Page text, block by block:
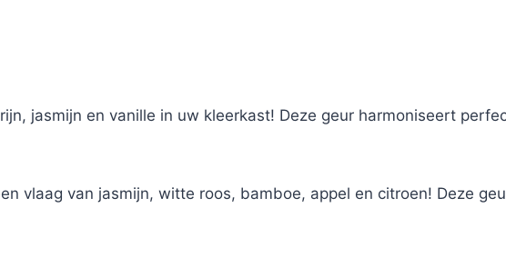
jasmijn en vanille in uw kleerkast! Deze geur harmoniseert
vlaag van jasmijn, witte roos, bamboe, appel en citroen! Deze